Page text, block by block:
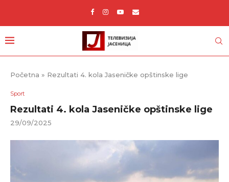
Početna » Rezultati 4. kola Jaseničke opštinske lige
Sport
Rezultati 4. kola Jaseničke opštinske lige
29/09/2025